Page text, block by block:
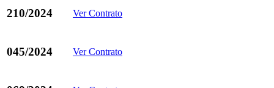
210/2024 Ver Contrato
045/2024 Ver Contrato